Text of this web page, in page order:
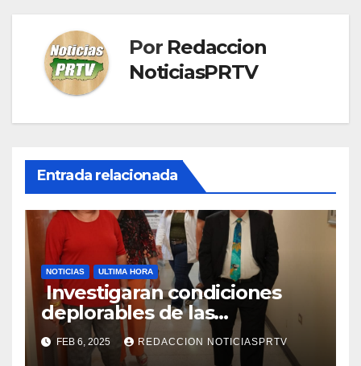
Por Redaccion
NoticiasPRTV
Entrada relacionada
NOTICIAS ULTIMA HORA
Investigaran condiciones
deplorables de las
facilidades el Departamento
de la Salud en Mayagüez
FEB 6, 2025 REDACCION NOTICIASPRTV